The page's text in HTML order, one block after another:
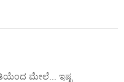
ಮೇಲೆ... ಇಷ್ಟ